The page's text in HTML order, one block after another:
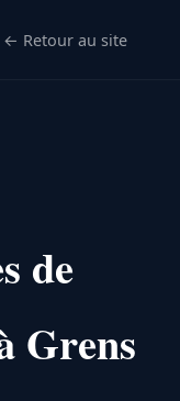
← Retour au site
de
Grens